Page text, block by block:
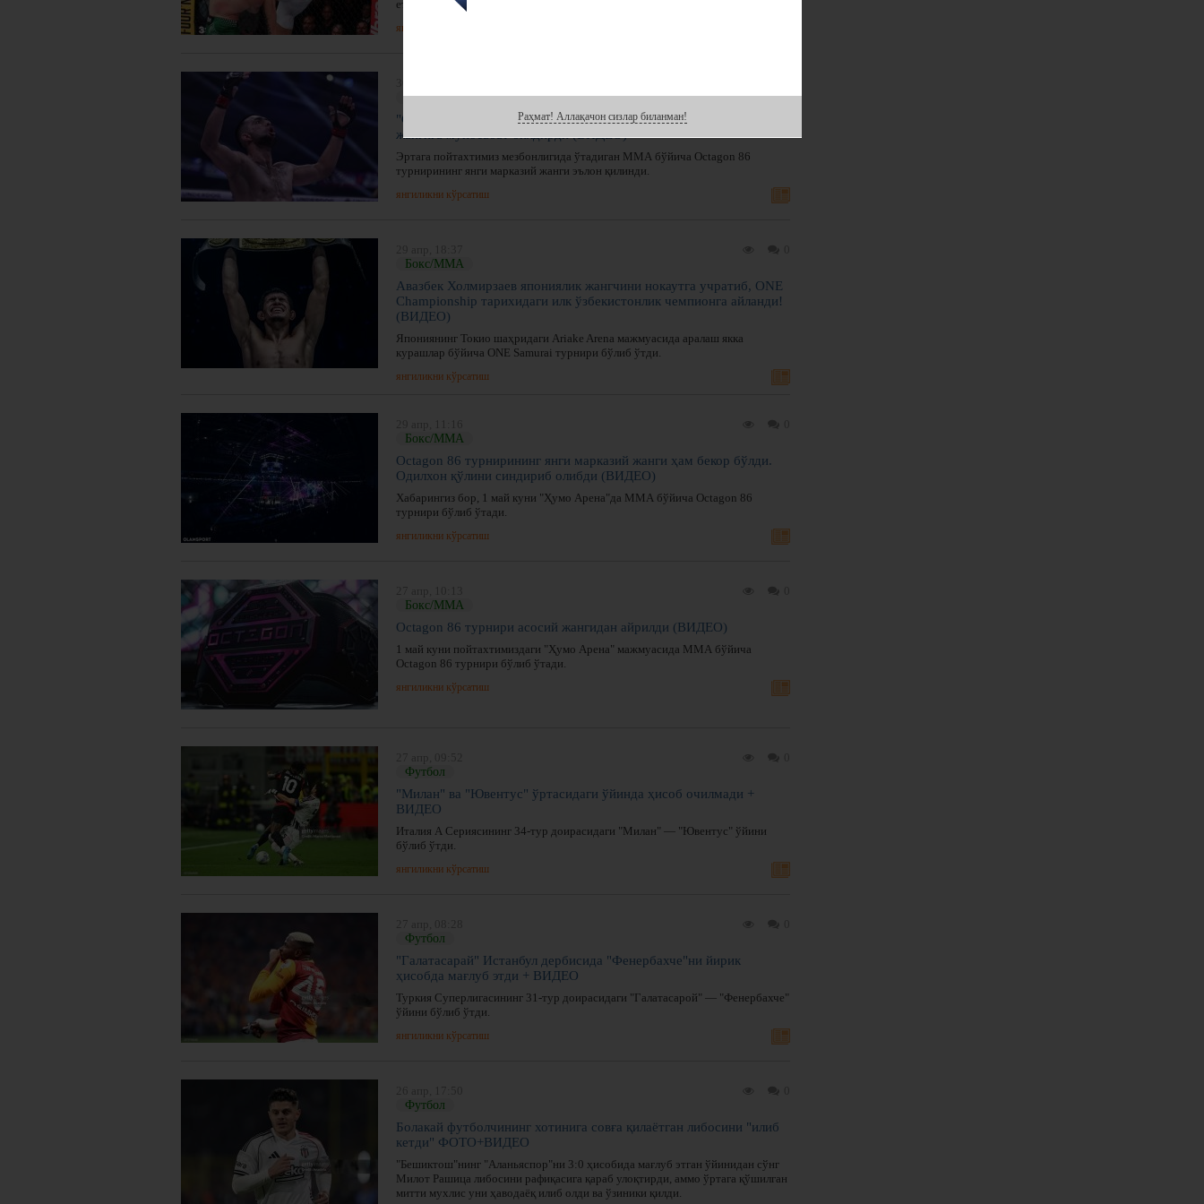
еттита муддатидан олдинги "финиш" қайд этилди.
янгиликни кўрсатиш
Бокс/ММА
"Сатурн" Камил "Каратэ"га қарши Octagon 86 турнири марказий
жангига муносабат билдирди (ВИДЕО)
Эртага пойтахтимиз мезбонлигида ўтадиган ММА бўйича Octagon 86
турнирининг янги марказий жанги эълон қилинди.
янгиликни кўрсатиш
Бокс/ММА
Авазбек Холмирзаев япониялик жангчини нокаутга учратиб, ONE
Championship тарихидаги илк ўзбекистонлик чемпионга айланди!
(ВИДЕО)
Япониянинг Токио шаҳридаги Ariake Arena мажмуасида аралаш якка
курашлар бўйича ONE Samurai турнири бўлиб ўтди.
янгиликни кўрсатиш
Бокс/ММА
Octagon 86 турнирининг янги марказий жанги ҳам бекор бўлди.
Одилхон қўлини синдириб олибди (ВИДЕО)
Хабарингиз бор, 1 май куни "Ҳумо Арена"да ММА бўйича Octagon 86
турнири бўлиб ўтади.
янгиликни кўрсатиш
Бокс/ММА
Octagon 86 турнири асосий жангидан айрилди (ВИДЕО)
1 май куни пойтахтимиздаги "Ҳумо Арена" мажмуасида ММА бўйича
Octagon 86 турнири бўлиб ўтади.
янгиликни кўрсатиш
Футбол
"Милан" ва "Ювентус" ўртасидаги ўйинда ҳисоб очилмади +
ВИДЕО
Италия А Сериясининг 34-тур доирасидаги "Милан" — "Ювентус" ўйини
бўлиб ўтди.
янгиликни кўрсатиш
Футбол
"Галатасарай" Истанбул дербисида "Фенербахче"ни йирик
ҳисобда мағлуб этди + ВИДЕО
Туркия Суперлигасининг 31-тур доирасидаги "Галатасарой" — "Фенербахче"
ўйини бўлиб ўтди.
янгиликни кўрсатиш
Футбол
Болакай футболчининг хотинига совға қилаётган либосини "илиб
кетди" ФОТО+ВИДЕО
"Бешиктош"нинг "Аланьяспор"ни 3:0 ҳисобида мағлуб этган ўйинидан сўнг
Милот Рашица либосини рафиқасига қараб улоқтирди, аммо ўртага қўшилган
митти мухлис уни ҳаводаёқ илиб олди ва ўзиники қилди.
Раҳмат! Аллақачон сизлар биланман!